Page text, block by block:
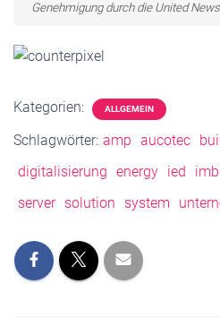
Genehmigung durch die United
Kategorien: ALLGEMEIN
Schlagwörter: amp aucotec
digitalisierung energy ied
server solution system